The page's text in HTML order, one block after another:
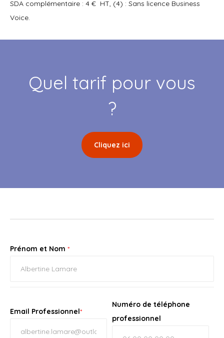
SDA complémentaire : 4 € HT, (4) : Sans licence Business
Voice.
Quel tarif pour vous
?
Cliquez ici
Prénom et Nom *
Email Professionnel*
Numéro de téléphone
professionnel